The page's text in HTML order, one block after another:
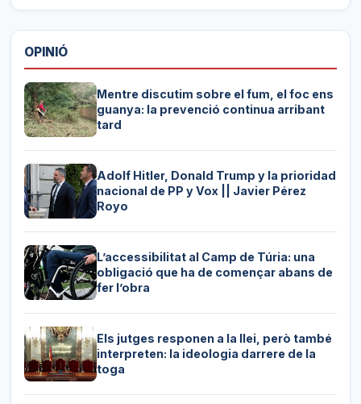
OPINIÓ
Mentre discutim sobre el fum, el foc ens
guanya: la prevenció continua arribant
tard
Adolf Hitler, Donald Trump y la prioridad
nacional de PP y Vox || Javier Pérez
Royo
L’accessibilitat al Camp de Túria: una
obligació que ha de començar abans de
fer l’obra
Els jutges responen a la llei, però també
interpreten: la ideologia darrere de la
toga